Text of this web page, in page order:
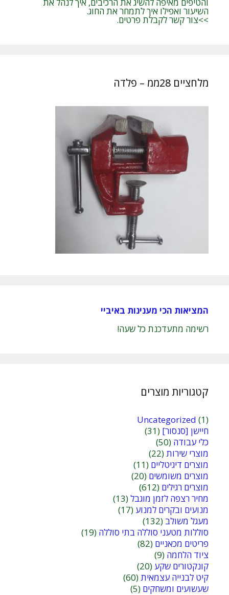
והטיפים מאיפה להשיג את הרכיבים, איך לנהל את
השיעור ואפילו איך לתמחר את החוג.
>>צור קשר לקבלת פרטים.
מלחציים 28ממ – פלדה
המציאות הכי מענינות באיביי
רשימה מתעדכנת כל שעה!
קטגוריות מוצרים
Uncategorized (1)
חיישן [סנסור] (31)
כלי עבודה (50)
מוצרי שירות(22)
מוצרים דיגיטליים (11)
מוצרים משומשים (20)
מוצרים רגילים (612)
מחיר רצפה לזמן מוגבל(13)
מנועים ובקרים למנוע (17)
מעגל משולב (132)
סוללות מטעני סוללה בתי סוללה (19)
פריטים מכאניים (82)
ציוד הלחמה (9)
קונקטורים שקע (20)
קיט לבנייה עצמאית(60)
שעשועים ומשחקים (5)